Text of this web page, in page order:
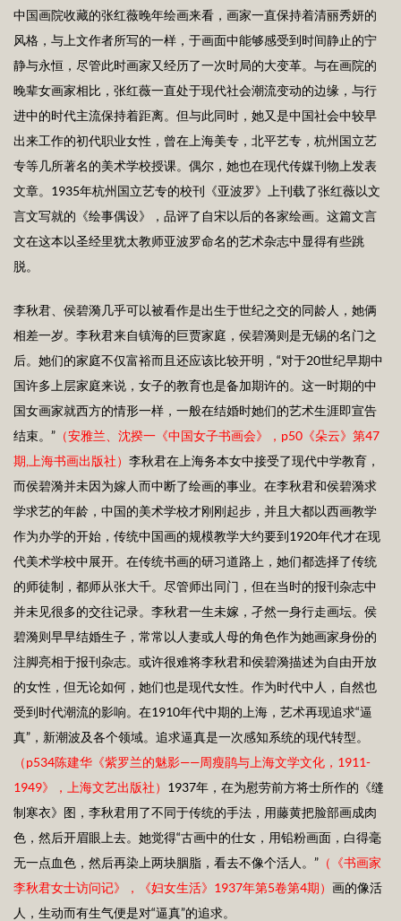
中国画院收藏的张红薇晚年绘画来看，画家一直保持着清丽秀妍的
风格，与上文作者所写的一样，于画面中能够感受到时间静止的宁
静与永恒，尽管此时画家又经历了一次时局的大变革。与在画院的
晚辈女画家相比，张红薇一直处于现代社会潮流变动的边缘，与行
进中的时代主流保持着距离。但与此同时，她又是中国社会中较早
出来工作的初代职业女性，曾在上海美专，北平艺专，杭州国立艺
专等几所著名的美术学校授课。偶尔，她也在现代传媒刊物上发表
文章。1935年杭州国立艺专的校刊《亚波罗》上刊载了张红薇以文
言文写就的《绘事偶设》，品评了自宋以后的各家绘画。这篇文言
文在这本以圣经里犹太教师亚波罗命名的艺术杂志中显得有些跳
脱。
李秋君、侯碧漪几乎可以被看作是出生于世纪之交的同龄人，她俩
相差一岁。李秋君来自镇海的巨贾家庭，侯碧漪则是无锡的名门之
后。她们的家庭不仅富裕而且还应该比较开明，“对于20世纪早期中
国许多上层家庭来说，女子的教育也是备加期许的。这一时期的中
国女画家就西方的情形一样，一般在结婚时她们的艺术生涯即宣告
结束。” （安雅兰、沈揆一《中国女子书画会》，p50 《朵云》第47
期,上海书画出版社） 李秋君在上海务本女中接受了现代中学教育，
而侯碧漪并未因为嫁人而中断了绘画的事业。在李秋君和侯碧漪求
学求艺的年龄，中国的美术学校才刚刚起步，并且大都以西画教学
作为办学的开始，传统中国画的规模教学大约要到1920年代才在现
代美术学校中展开。在传统书画的研习道路上，她们都选择了传统
的师徒制，都师从张大千。尽管师出同门，但在当时的报刊杂志中
并未见很多的交往记录。李秋君一生未嫁，孑然一身行走画坛。侯
碧漪则早早结婚生子，常常以人妻或人母的角色作为她画家身份的
注脚亮相于报刊杂志。或许很难将李秋君和侯碧漪描述为自由开放
的女性，但无论如何，她们也是现代女性。作为时代中人，自然也
受到时代潮流的影响。在1910年代中期的上海，艺术再现追求“逼
真”，新潮波及各个领域。追求逼真是一次感知系统的现代转型。
（p534陈建华《紫罗兰的魅影——周瘦鹃与上海文学文化，1911-
1949》，上海文艺出版社） 1937年，在为慰劳前方将士所作的《缝
制寒衣》图，李秋君用了不同于传统的手法，用藤黄把脸部画成肉
色，然后开眉眼上去。她觉得“古画中的仕女，用铅粉画面，白得毫
无一点血色，然后再染上两块胭脂，看去不像个活人。” （《书画家
李秋君女士访问记》，《妇女生活》1937年第5卷第4期） 画的像活
人，生动而有生气便是对“逼真”的追求。